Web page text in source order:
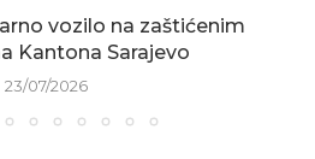
vozilo na zaštićenim
Kantona Sarajevo
23/07/2026